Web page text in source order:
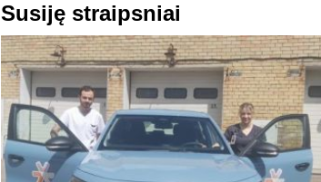
Susiję straipsniai